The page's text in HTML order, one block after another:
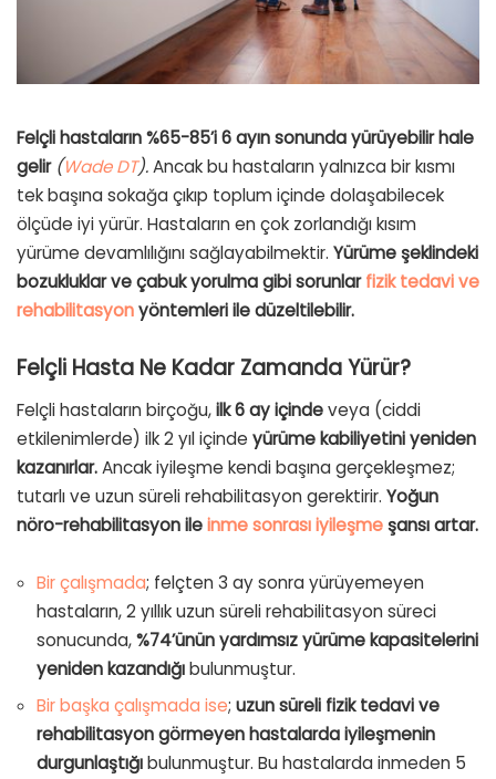
Felçli hastaların %65-85’i 6 ayın sonunda yürüyebilir hale
gelir (Wade DT).Ancak bu hastaların yalnızca bir kısmı
tek başına sokağa çıkıp toplum içinde dolaşabilecek
ölçüde iyi yürür. Hastaların en çok zorlandığı kısım
yürüme devamlılığını sağlayabilmektir. Yürüme şeklindeki
bozukluklar ve çabuk yorulma gibi sorunlarfizik tedavi ve
rehabilitasyonyöntemleri ile düzeltilebilir.
Felçli Hasta Ne Kadar Zamanda Yürür?
Felçli hastaların birçoğu,ilk 6 ay içindeveya (ciddi
etkilenimlerde) ilk 2 yıl içinde yürüme kabiliyetini yeniden
kazanırlar.Ancak iyileşme kendi başına gerçekleşmez;
tutarlı ve uzun süreli rehabilitasyon gerektirir. Yoğun
nöro-rehabilitasyon ileinme sonrası iyileşmeşansı artar.
Bir çalışmada; felçten 3 ay sonra yürüyemeyen
hastaların, 2 yıllık uzun süreli rehabilitasyon süreci
sonucunda,%74’ünün yardımsız yürüme kapasitelerini
yeniden kazandığıbulunmuştur.
Bir başka çalışmada ise; uzun süreli fizik tedavi ve
rehabilitasyon görmeyen hastalarda iyileşmenin
durgunlaştığıbulunmuştur. Bu hastalarda inmeden 5